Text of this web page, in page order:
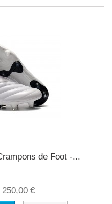
de Foot -...
250,00 €